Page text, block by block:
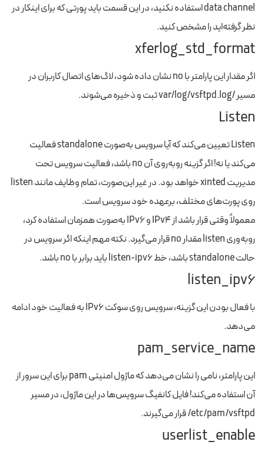
data channel استفاده نکنید، در این قسمت باید پورتی که برای اینکار در
نظر گرفته‌اید را مشخص کنید.
xferlog_std_format
اگر مقدار این پارامتر با no نشان داده شود، لاگ‌های اتصال کاربران در
مسیر /var/log/vsftpd.log ثبت و ذخیره می‌شوند.
Listen
Listen تعیین می‌کند که آیا سرویس به‌صورت standalone فعالیت
می‌کند یا نه! اگر گزینه رو‌به‌روی آن no باشد، فعالیت سرویس تحت
مدیریت xinted خواهد بود. در غیر این‌صورت، تمام وظایف مانند listen
روی پورت‌های مختلف، برعهده خود سرویس است.
معمولاً وقتی قرار باشد از IPv4 و IPv6 به‌صورت همزمان استفاده کرد،
رو‌به‌وری listen مقدار no قرار می‌گیرد. نکته مهم اینکه اگر سرویس در
حالت standalone باشد، خط listen-ipv6 باید برابر با no باشد.
listen_ipv6
با فعال بودن این گزینه، سرویس روی سوکت IPv6 به فعالیت خود ادامه
می‌دهد.
pam_service_name
این پارامتر، نامی را نشان می‌دهد که ماژول امنیتی pam برای این سرور از
آن استفاده می‌کند! فایل کانفیگ سرویس‌ها در این ماژول، در مسیر
etc/pam/vsftpd/ قرار می‌گیرند.
userlist_enable